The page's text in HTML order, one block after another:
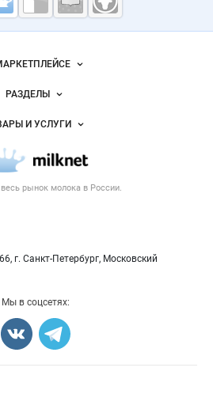
и контакты
рынок молокав России.
г. Санкт-Петербург, Московский
Новости Milknet.ru
рекламы
оферта
информация
персональных данных
РАЗДЕЛЫ
Объявления
Новости рынка
И УСЛУГИ
продукция
сырье
Оборудование
Мы в соцсетях: